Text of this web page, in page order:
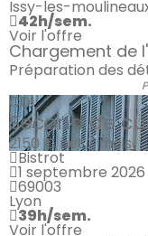
Issy-les-
42h/sem.
Voir l'offre
Chargement de
Préparation des
CDI
Second de
2150 €net / mois
Bistrot
1 septembre 2026
69003
Lyon
39h/sem.
Voir l'offre